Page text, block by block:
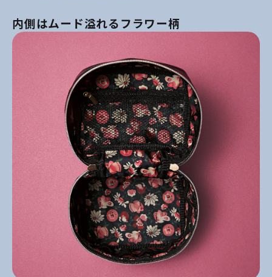
内側はムード溢れるフラワー柄